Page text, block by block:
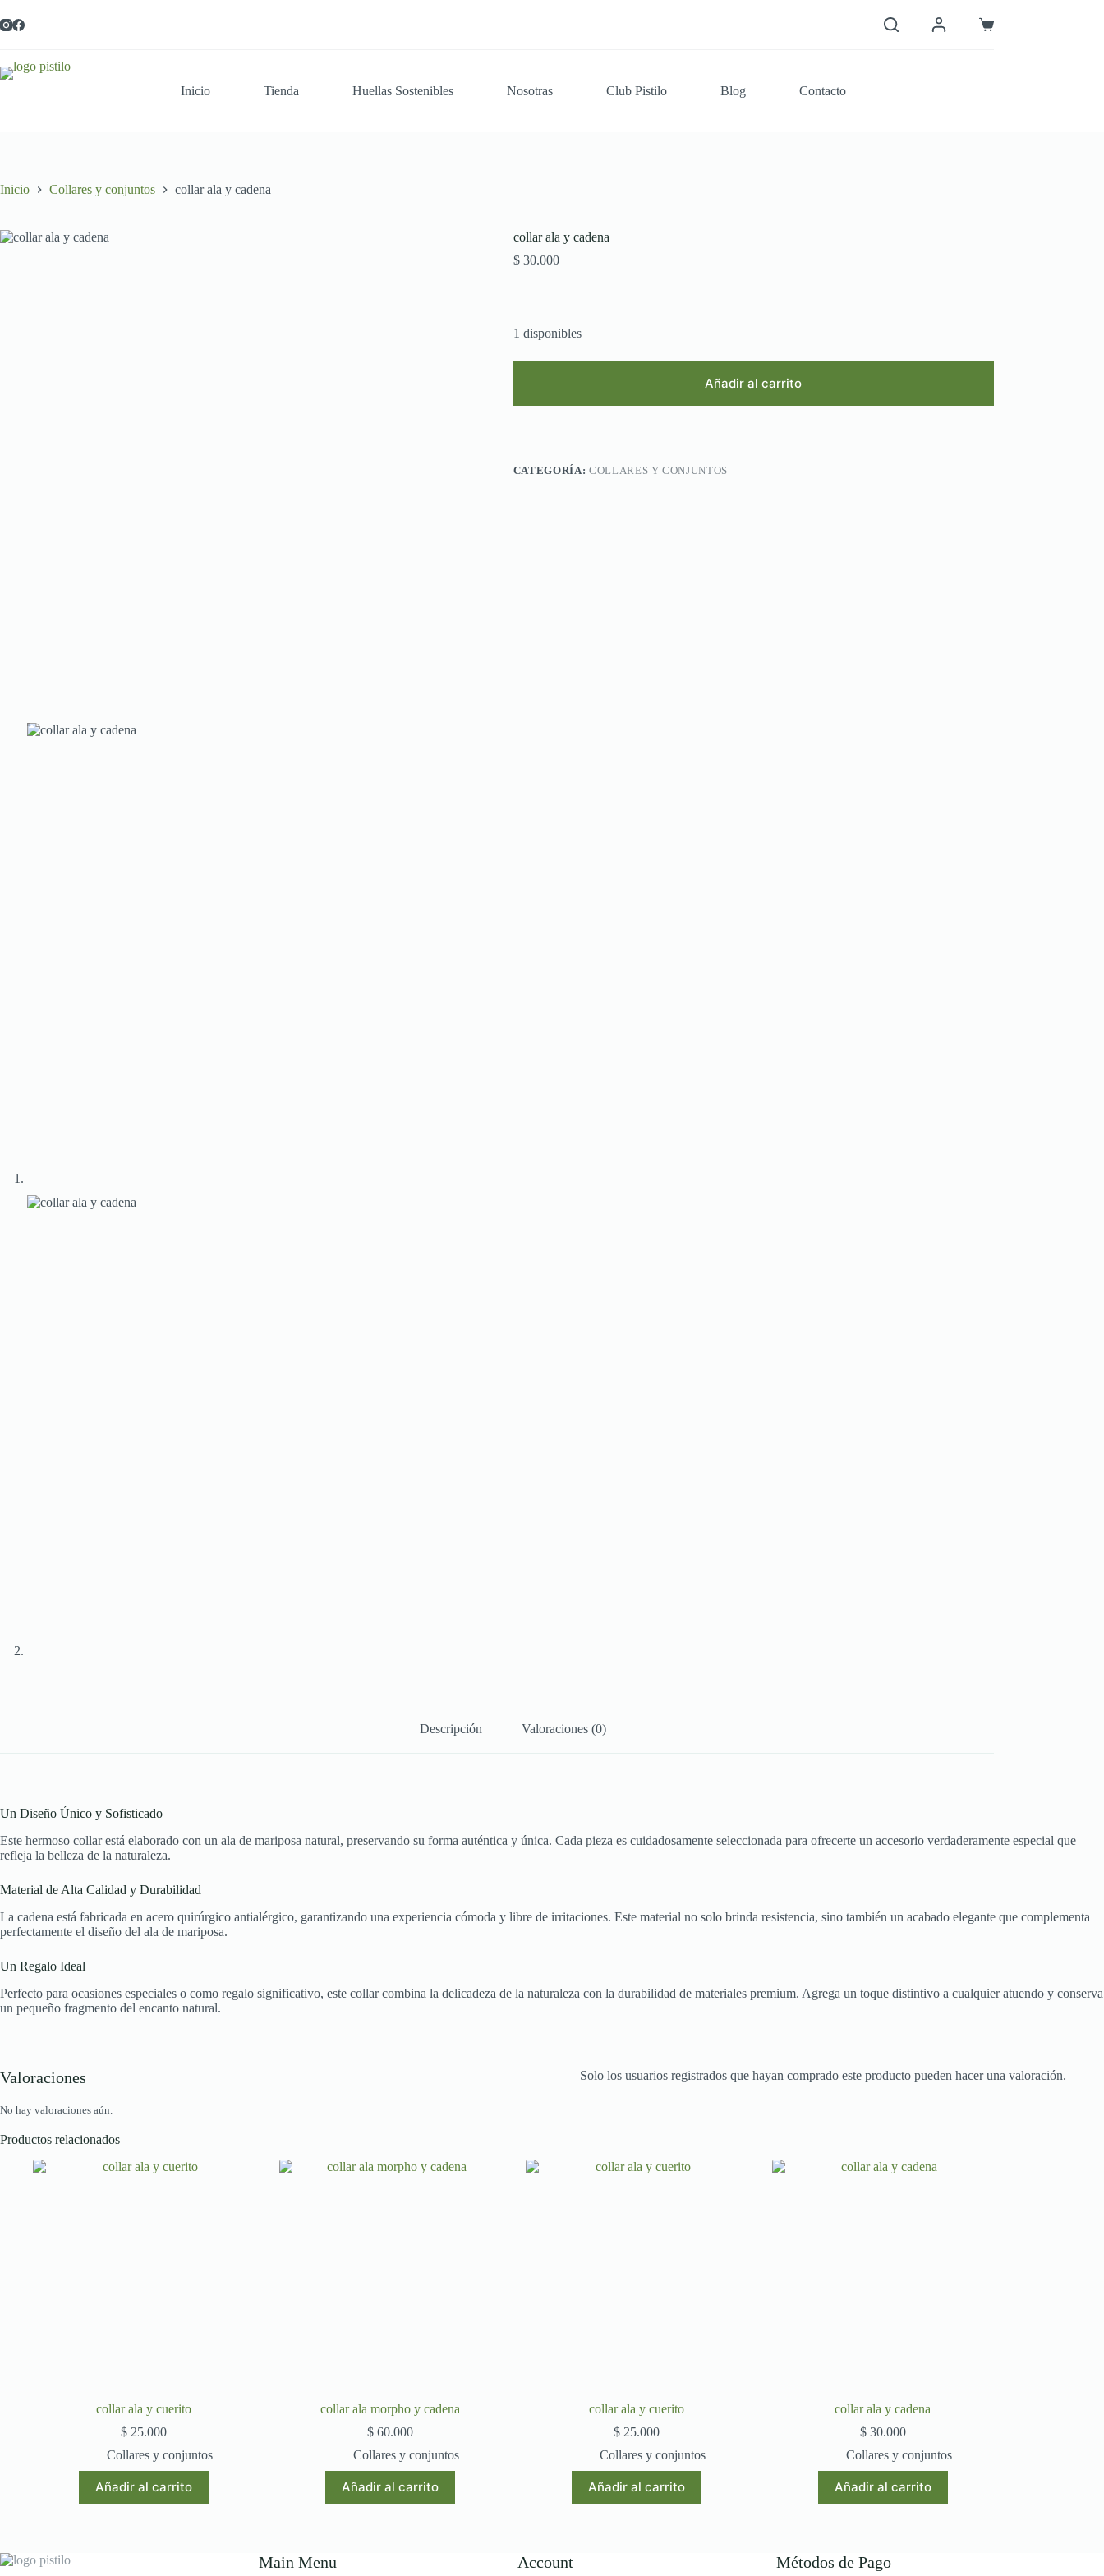
al
contenido
Carro
Inicio Tienda Huellas Sostenibles Nosotras Club Pistilo Blog Contacto
Inicio Collares y conjuntos collar ala y cadena
collar ala y cadena
$30.000
1 disponibles
Añadir al carrito
CATEGORÍA: COLLARES Y CONJUNTOS
Descripción Valoraciones (0)
Un Diseño Único y Sofisticado
Este hermoso collar está elaborado con un ala de mariposa natural, preservando su forma auténtica y única. Cada pieza es cuidadosamente seleccionada para ofrecerte un accesorio verdaderamente especial que
refleja la belleza de la naturaleza.
Material de Alta Calidad y Durabilidad
La cadena está fabricada en acero quirúrgico antialérgico, garantizando una experiencia cómoda y libre de irritaciones. Este material no solo brinda resistencia, sino también un acabado elegante que complementa
perfectamente el diseño del ala de mariposa.
Un Regalo Ideal
Perfecto para ocasiones especiales o como regalo significativo, este collar combina la delicadeza de la naturaleza con la durabilidad de materiales premium. Agrega un toque distintivo a cualquier atuendo y conserva
un pequeño fragmento del encanto natural.
Valoraciones
No hay valoraciones aún.
Solo los usuarios registrados que hayan comprado este producto pueden hacer una valoración.
Productos relacionados
collar ala y cuerito
$25.000
Collares y conjuntos
Añadir al carrito
collar ala morpho y cadena
$60.000
Collares y conjuntos
Añadir al carrito
collar ala y cuerito
$25.000
Collares y conjuntos
Añadir al carrito
collar ala y cadena
$30.000
Collares y conjuntos
Añadir al carrito
Main Menu Account Métodos de Pago